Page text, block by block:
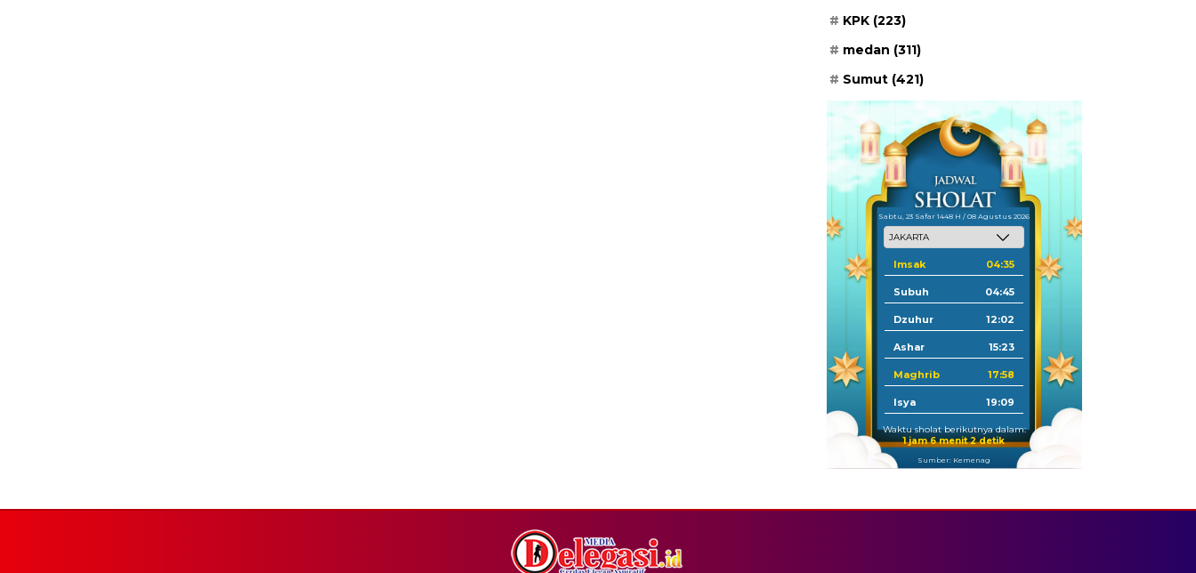
KPK (223)
medan (311)
Sumut (421)
Sabtu, 23 Safar 1448 H / 08 Agustus 2026
Imsak 04:35
Subuh 04:45
Dzuhur 12:02
Ashar 15:23
Maghrib 17:58
Isya 19:09
Waktu sholat berikutnya dalam:
1 jam 6 menit 2 detik
Sumber: Kemenag